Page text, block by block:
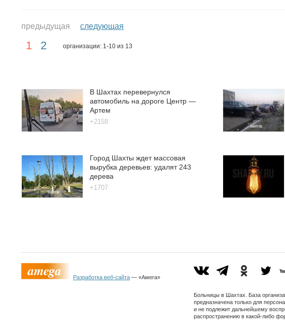
предыдущая следующая
1 2 организации: 1-10 из 13
В Шахтах перевернулся
автомобиль на дороге Центр —
Артем
+2158
Город Шахты ждет массовая
вырубка деревьев: удалят 243
дерева
+1707
Разработка веб-сайта — «Амега»
Больницы в Шахтах. База
предназначена только для
и не подлежит дальнейшему
распространению в какой-либо